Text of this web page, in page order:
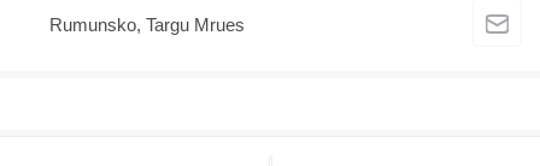
Rumunsko, Targu Mrues